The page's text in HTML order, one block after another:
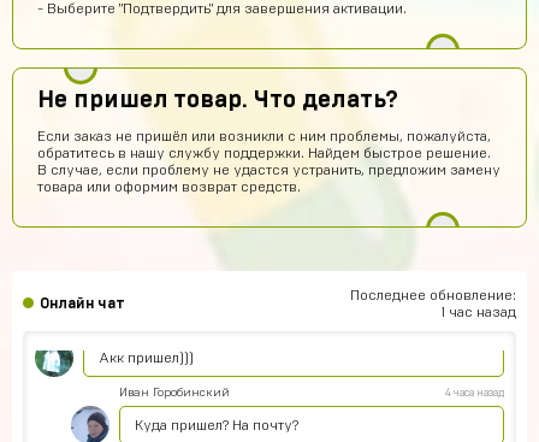
- Выберите "Подтвердить" для завершения активации.
Не пришел товар. Что делать?
Если заказ не пришёл или возникли с ним проблемы, пожалуйста,
обратитесь в нашу службу поддержки. Найдем быстрое решение.
В случае, если проблему не удастся устранить, предложим замену
товара или оформим возврат средств.
Онлайн чат
Последнее обновление:
1 час назад
норм сайт
Класс
Egopkabossuk Dscraft
Акк пришел)))
Иван Горобинский 4 часа назад
Куда пришел? На почту?